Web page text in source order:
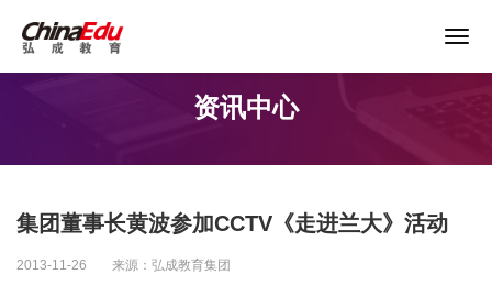
企业培训
资讯中心
集团董事长黄波参加CCTV《走进兰大》活动
2013-11-26 来源：弘成教育集团